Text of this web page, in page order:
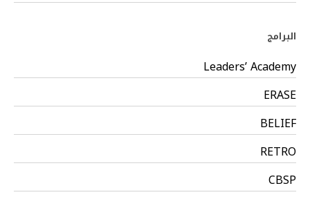
البرامج
Leaders’ Academy
ERASE
BELIEF
RETRO
CBSP